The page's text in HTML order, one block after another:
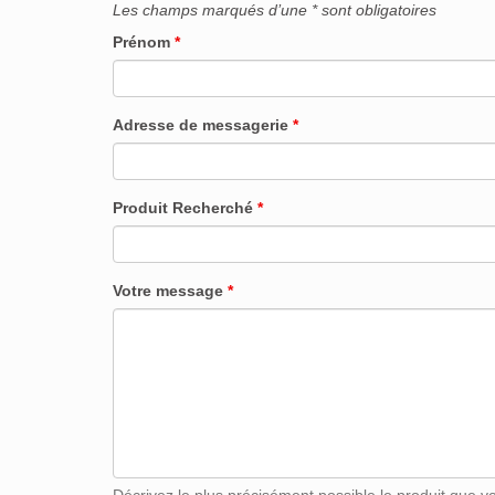
Les champs marqués d’une * sont obligatoires
Prénom *
Adresse de messagerie *
Produit Recherché *
Votre message *